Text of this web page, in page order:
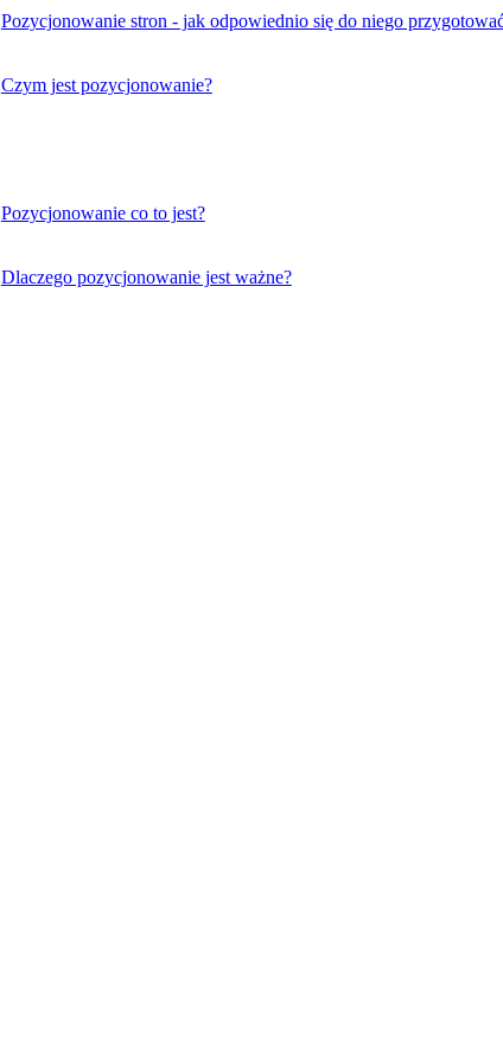
Pozycjonowanie stron - jak odpowiednio się do niego
Czym jest pozycjonowanie?
Pozycjonowanie co to jest?
Dlaczego pozycjonowanie jest ważne?